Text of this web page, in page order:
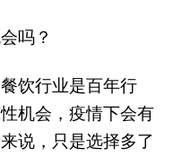
吗？
饮行业是百年行
机会，疫情下会有
说，只是选择多了